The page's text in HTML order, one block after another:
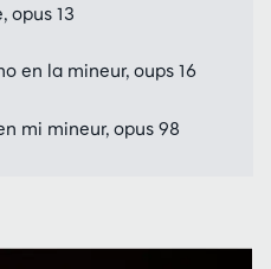
opus 13
en la mineur, oups 16
mi mineur, opus 98